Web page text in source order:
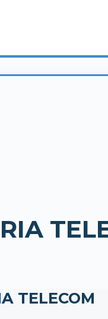
TELECOM